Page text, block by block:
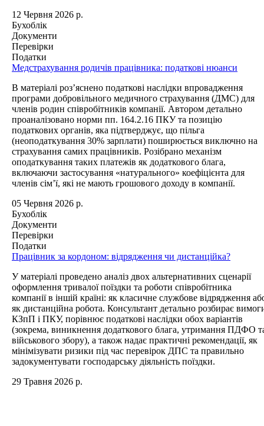
12 Червня 2026 р.
Бухоблік
Документи
Перевірки
Податки
Медстрахування родичів працівника: податкові нюанси
В матеріалі роз’яснено податкові наслідки впровадження
програми добровільного медичного страхування (ДМС) для
членів родин співробітників компанії. Автором детально
проаналізовано норми пп. 164.2.16 ПКУ та позицію
податкових органів, яка підтверджує, що пільга
(неоподаткування 30% зарплати) поширюється виключно на
страхування самих працівників. Розібрано механізм
оподаткування таких платежів як додаткового блага,
включаючи застосування «натурального» коефіцієнта для
членів сім’ї, які не мають грошового доходу в компанії.
05 Червня 2026 р.
Бухоблік
Документи
Перевірки
Податки
Працівник за кордоном: відрядження чи дистанційка?
У матеріалі проведено аналіз двох альтернативних сценарії
оформлення тривалої поїздки та роботи співробітника
компанії в іншій країні: як класичне службове відрядження
як дистанційна робота. Консультант детально розбирає
КЗпП і ПКУ, порівнює податкові наслідки обох варіантів
(зокрема, виникнення додаткового блага, утримання ПДФО
військового збору), а також надає практичні рекомендації, як
мінімізувати ризики під час перевірок ДПС та правильно
задокументувати господарську діяльність поїздки.
29 Травня 2026 р.